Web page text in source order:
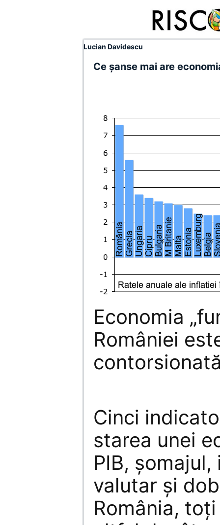
Lucian Davidescu
Ce şanse mai are
Economia
României
Cinci
starea unei
PIB,
valutar şi
România,